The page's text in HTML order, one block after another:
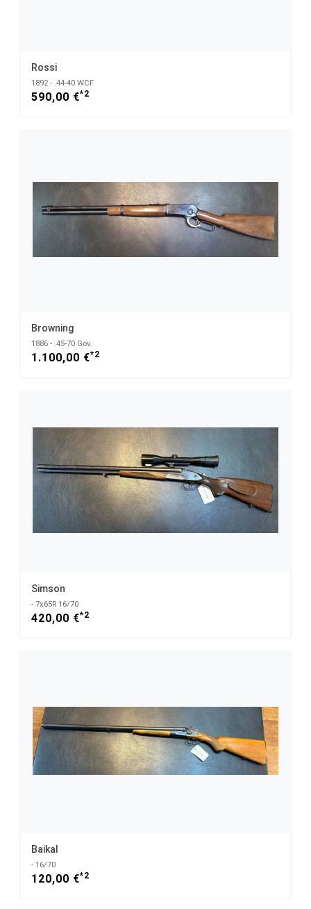
Rossi
1892 - .44-40 WCF
590,00 €*2
Browning
1886 - .45-70 Gov.
1.100,00 €*2
Simson
- 7x65R 16/70
420,00 €*2
Baikal
- 16/70
120,00 €*2